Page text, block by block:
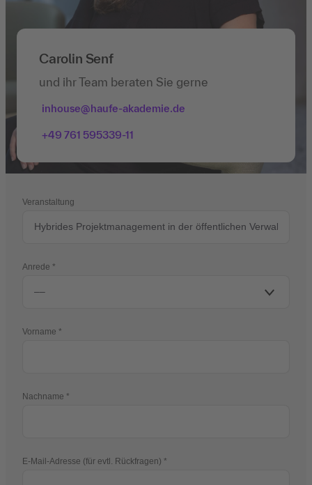
Carolin Senf
und ihr Team beraten Sie gerne
inhouse@haufe-akademie.de
+49 761 595339-11
Veranstaltung
Anrede
Vorname
Nachname
E-Mail-Adresse (für evtl. Rückfragen)